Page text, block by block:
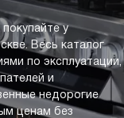
у
Весь каталог
по эксплуатации,
и
недорогие
ценам без